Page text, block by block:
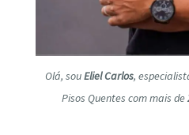
Olá, souEliel Carlos,
Pisos Quentes com mais de